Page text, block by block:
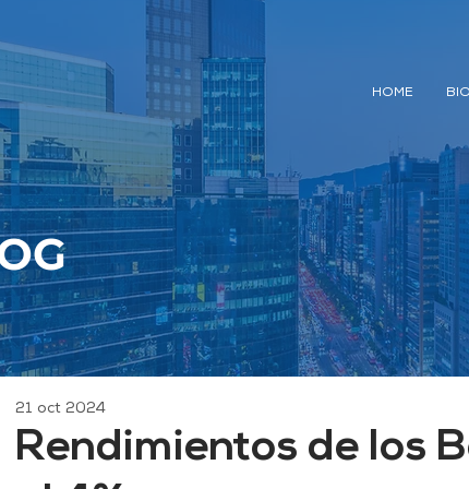
HOME BIO
Rendimientos de los
21 oct 2024